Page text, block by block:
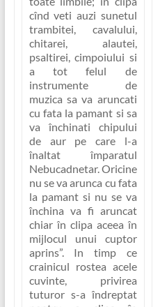
cînd veti auzi sunetul
trambitei, cavalului,
chitarei, alautei,
psaltirei, cimpoiului si
a tot felul de
instrumente de
muzica sa va aruncati
cu fata la pamant si sa
va închinati chipului
de aur pe care l-a
înaltat împaratul
Nebucadnetar. Oricine
nu se va arunca cu fata
la pamant si nu se va
închina va fi aruncat
chiar în clipa aceea în
mijlocul unui cuptor
aprins”.
In timp ce
crainicul rostea acele
cuvinte, privirea
tuturor s-a îndreptat